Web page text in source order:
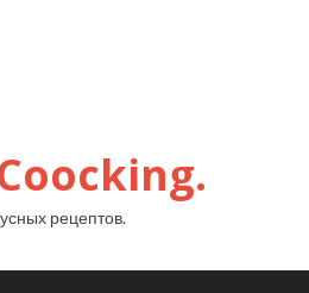
рецептов.